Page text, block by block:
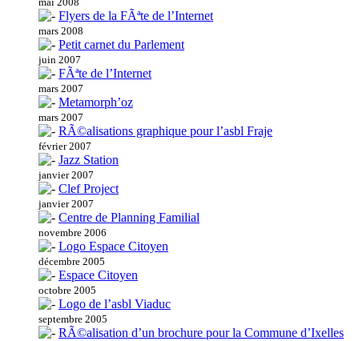
Flyers de la FÃªte de l’Internet
mars 2008
Petit carnet du Parlement
juin 2007
FÃªte de l’Internet
mars 2007
Metamorph’oz
mars 2007
RÃ©alisations graphique pour l’asbl Fraje
février 2007
Jazz Station
janvier 2007
Clef Project
janvier 2007
Centre de Planning Familial
novembre 2006
Logo Espace Citoyen
décembre 2005
Espace Citoyen
octobre 2005
Logo de l’asbl Viaduc
septembre 2005
RÃ©alisation d’un brochure pour la Commune d’Ixelles